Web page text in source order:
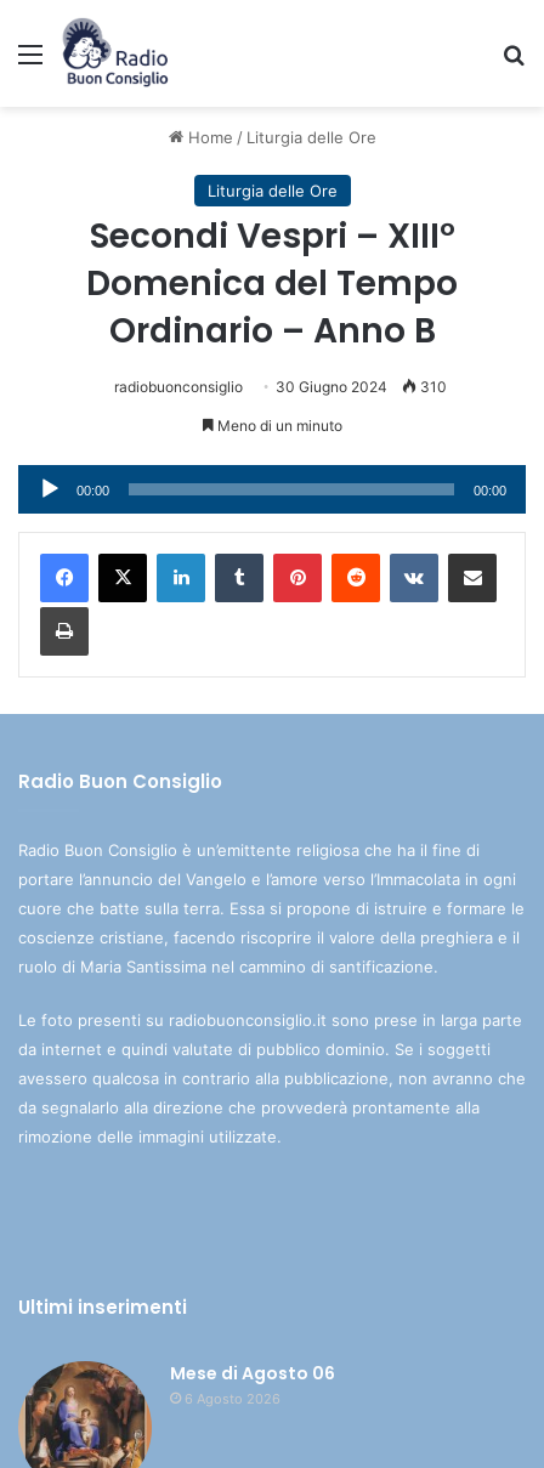
Menu
Home / Liturgia delle Ore
Liturgia delle Ore
Secondi Vespri – XIII°
Domenica del Tempo
Ordinario – Anno B
radiobuonconsiglio 30 Giugno 2024 310
Meno di un minuto
Audio
Player
00:00 00:00
Radio Buon Consiglio
Radio Buon Consiglio è un’emittente religiosa che ha il fine di
portare l’annuncio del Vangelo e l’amore verso l’Immacolata in ogni
cuore che batte sulla terra. Essa si propone di istruire e formare le
coscienze cristiane, facendo riscoprire il valore della preghiera e il
ruolo di Maria Santissima nel cammino di santificazione.
Le foto presenti su radiobuonconsiglio.it sono prese in larga parte
da internet e quindi valutate di pubblico dominio. Se i soggetti
avessero qualcosa in contrario alla pubblicazione, non avranno che
da segnalarlo alla direzione che provvederà prontamente alla
rimozione delle immagini utilizzate.
Ultimi inserimenti
Mese di Agosto 06
6 Agosto 2026